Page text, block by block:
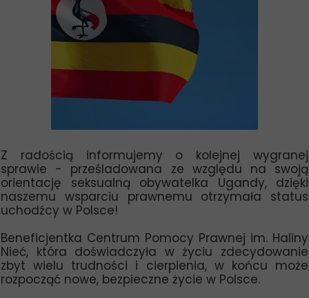
Z radością informujemy o kolejnej wygranej
sprawie - prześladowana ze względu na swoją
orientację seksualną obywatelka Ugandy, dzięki
naszemu wsparciu prawnemu otrzymała status
uchodźcy w Polsce!
Beneficjentka Centrum Pomocy Prawnej im. Haliny
Nieć, która doświadczyła w życiu zdecydowanie
zbyt wielu trudności i cierpienia, w końcu może
rozpocząć nowe, bezpieczne życie w Polsce.